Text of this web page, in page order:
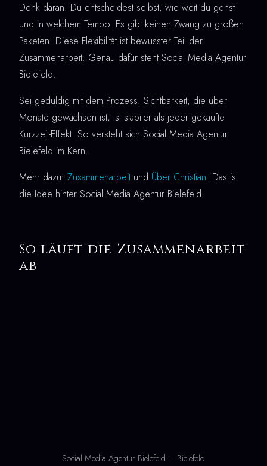
Denk daran: Du entscheidest selbst, wie weit du gehst
und in welchem Tempo. Es gibt keinen Zwang zu großen
Paketen. Diese Flexibilität ist bewusster Teil der
Zusammenarbeit. Genau dafür steht Social Media Agentur
Bielefeld.
Sei geduldig mit dem Prozess. Sichtbarkeit, die über
Monate gewachsen ist, ist stabiler als jeder gekaufte
Kurzzeit-Effekt. So versteht sich Social Media Agentur
Bielefeld im Kern.
Mehr dazu: Zusammenarbeit und Über Christian. Das ist
die Idee hinter Social Media Agentur Bielefeld.
So läuft die Zusammenarbeit
ab
Social Media Agentur Bielefeld – Bielefeld